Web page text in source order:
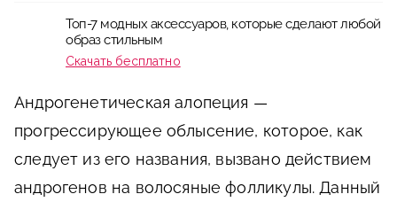
Топ-7 модных аксессуаров, которые сделают любой
образ стильным
Скачать бесплатно
Андрогенетическая алопеция —
прогрессирующее облысение, которое, как
следует из его названия, вызвано действием
андрогенов на волосяные фолликулы. Данный